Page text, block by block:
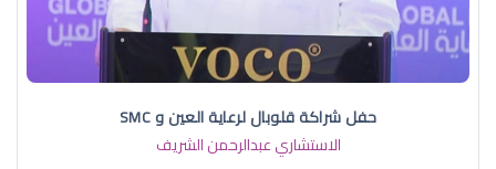
حفل شراكة قلوبال لرعاية العين و SMC
الاستشاري عبدالرحمن الشريف